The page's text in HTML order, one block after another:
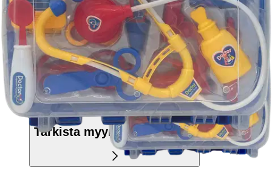
Ilmainen toimitus yli 100 €:n tilauksille
Postin pakettiautomaattiin tai
palvelupisteeseen!
Etu ei koske Suuri‑lisäpalvelulla toimitettavia tuotteita.
Tarkista myymäläsaatavuus